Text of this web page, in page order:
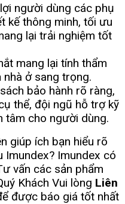
người dùng các phụ
kế thông minh, tối ưu
lại trải nghiệm tốt
mang lại tính thẩm
nhà ở sang trọng.
bảo hành rõ ràng,
thể, đội ngũ hỗ trợ kỹ
tâm cho người dùng.
giúp ích bạn hiểu rõ
Imundex? Imundex có
vấn các sản phẩm
Khách Vui lòng Liên
được báo giá tốt nhất